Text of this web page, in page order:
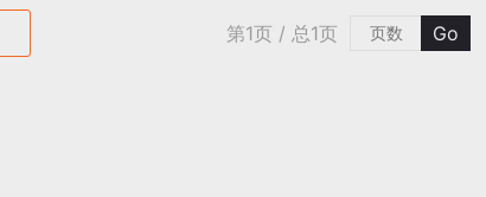
第1页 / 总1页